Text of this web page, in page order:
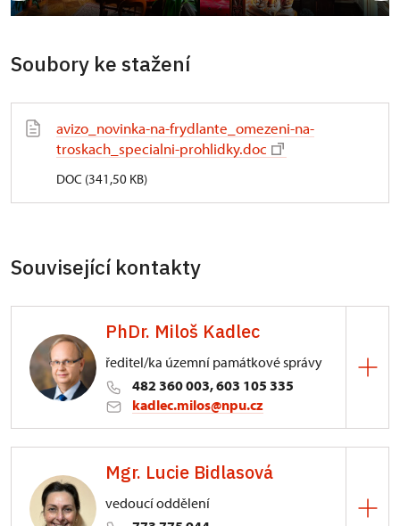
Soubory ke stažení
avizo_novinka-na-frydlante_omezeni-na-
troskach_specialni-prohlidky.doc
DOC (341,50 KB)
Související kontakty
PhDr. Miloš Kadlec
ředitel/ka územní památkové správy
482 360 003, 603 105 335
kadlec.milos@npu.cz
3/, Sychrov 3
Mgr. Lucie Bidlasová
vedoucí oddělení